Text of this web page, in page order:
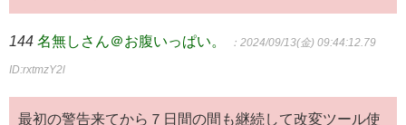
144 名無しさん＠お腹いっぱい。 ：2024/09/13(金) 09:44:12.79
ID:rxtmzY2l
最初の警告来てから７日間の間も継続して改変ツール使